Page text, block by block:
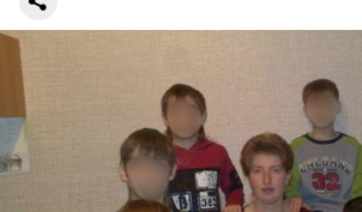
между семьей и карьерой выбрала